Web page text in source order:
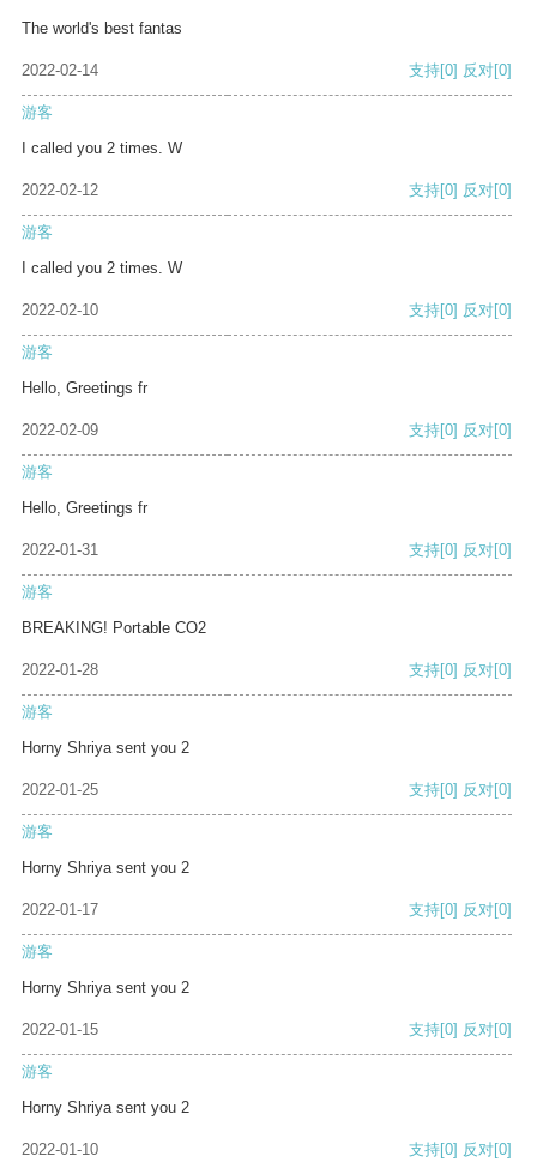
The world's best fantas
2022-02-14 支持[0] 反对[0]
游客
I called you 2 times. W
2022-02-12 支持[0] 反对[0]
游客
I called you 2 times. W
2022-02-10 支持[0] 反对[0]
游客
Hello, Greetings fr
2022-02-09 支持[0] 反对[0]
游客
Hello, Greetings fr
2022-01-31 支持[0] 反对[0]
游客
BREAKING! Portable CO2
2022-01-28 支持[0] 反对[0]
游客
Horny Shriya sent you 2
2022-01-25 支持[0] 反对[0]
游客
Horny Shriya sent you 2
2022-01-17 支持[0] 反对[0]
游客
Horny Shriya sent you 2
2022-01-15 支持[0] 反对[0]
游客
Horny Shriya sent you 2
2022-01-10 支持[0] 反对[0]